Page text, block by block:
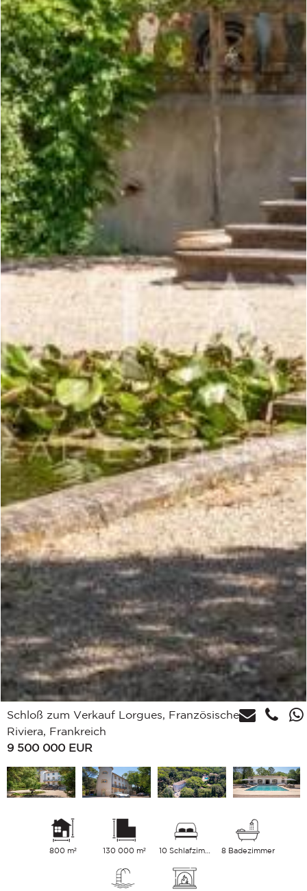
Schloß zum Verkauf Lorgues, Französische
Riviera, Frankreich
9 500 000 EUR
800 m² 130 000 m² 10 Schlafzimmer 8 Badezimmer